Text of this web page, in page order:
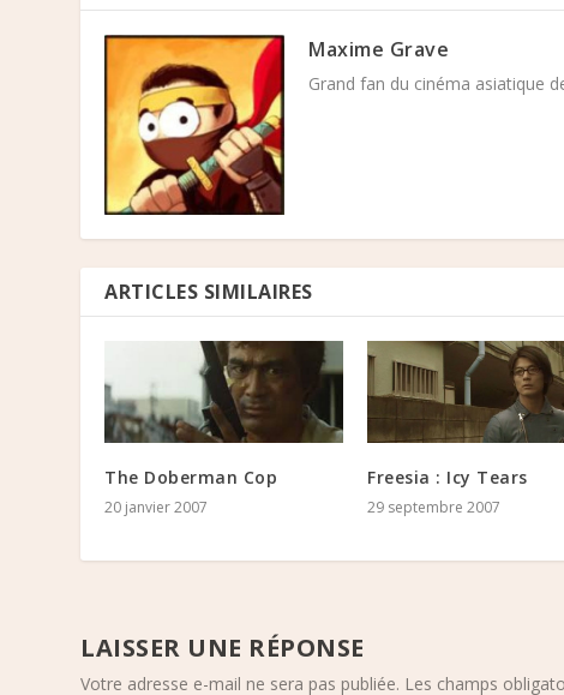
Maxime Grave
Grand fan du cinéma asiatique
ARTICLES SIMILAIRES
The Doberman Cop
20 janvier 2007
Freesia : Icy Tears
29 septembre 2007
LAISSER UNE RÉPONSE
Votre adresse e-mail ne sera pas publiée. Les champs